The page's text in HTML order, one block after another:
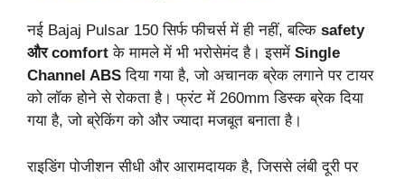
नई Bajaj Pulsar 150 सिर्फ फीचर्स में ही नहीं, बल्कि safety
और comfort के मामले में भी भरोसेमंद है। इसमें Single
Channel ABS दिया गया है, जो अचानक ब्रेक लगाने पर टायर
को लॉक होने से रोकता है। फ्रंट में 260mm डिस्क ब्रेक दिया
गया है, जो ब्रेकिंग को और ज्यादा मजबूत बनाता है।
राइडिंग पोजीशन सीधी और आरामदायक है, जिससे लंबी दूरी पर